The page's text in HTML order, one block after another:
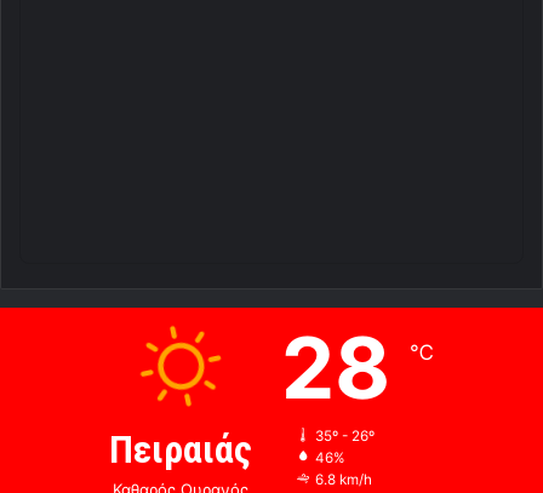
Πειραιάς
28 ℃
35º - 26º
46%
6.8 km/h